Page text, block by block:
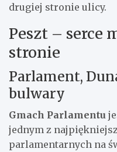
drugiej stronie ulicy.
Peszt – serce
stronie
Parlament,
bulwary
Gmach Parlamentu
jednym z
parlamentarnych na